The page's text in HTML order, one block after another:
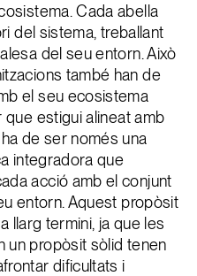
Cada abella
del sistema, treballant
del seu entorn. Això
també han de
el seu ecosistema
que estigui alineat amb
de ser només una
integradora que
acció amb el conjunt
entorn. Aquest propòsit
llarg termini, ja que les
un propòsit sòlid tenen
dificultats i